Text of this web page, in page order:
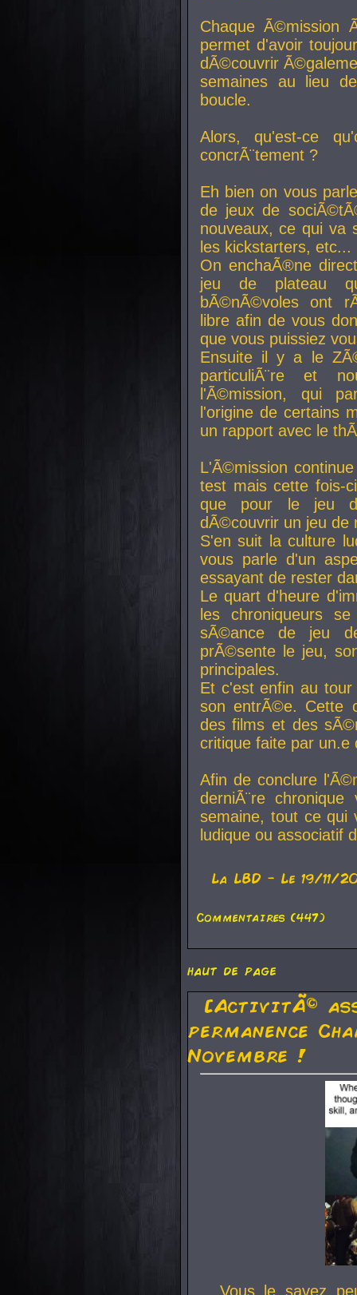
Chaque Ã©mission
permet d'avoir
dÃ©couvrir
semaines au lieu
boucle.
Alors, qu'est-ce
concrÃ¨tement ?
Eh bien on vous
de jeux de
nouveaux, ce qui va
les kickstarters, etc...
On enchaÃ®ne
jeu de plateau
bÃ©nÃ©voles ont
libre afin de vous
que vous puissiez
Ensuite il y a le
particuliÃ¨re et
l'Ã©mission, qui
l'origine de certains
un rapport avec le
L'Ã©mission
test mais cette fois-
que pour le jeu
dÃ©couvrir un jeu de
S'en suit la culture
vous parle d'un
essayant de rester
Le quart d'heure
les chroniqueurs
sÃ©ance de jeu
prÃ©sente le jeu,
principales.
Et c'est enfin au
son entrÃ©e. Cette
des films et des
critique faite par
Afin de conclure
derniÃ¨re
semaine, tout ce qui
ludique ou associatif
La LBD - Le 19/11/
Commentaires (447)
haut de page
[ActivitÃ©
permanence
Novembre !
Vous le savez